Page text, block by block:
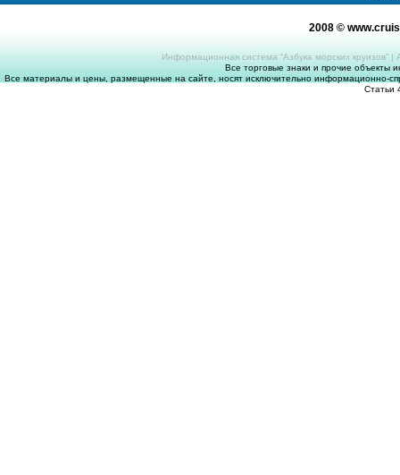
2008 ©
Информационная система “Азбука морских круизов” |
Все торговые знаки и прочие объекты
Все материалы и цены, размещенные на сайте, носят исключительно информационно-
Статьи